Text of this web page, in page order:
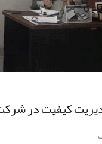
کیفیت در